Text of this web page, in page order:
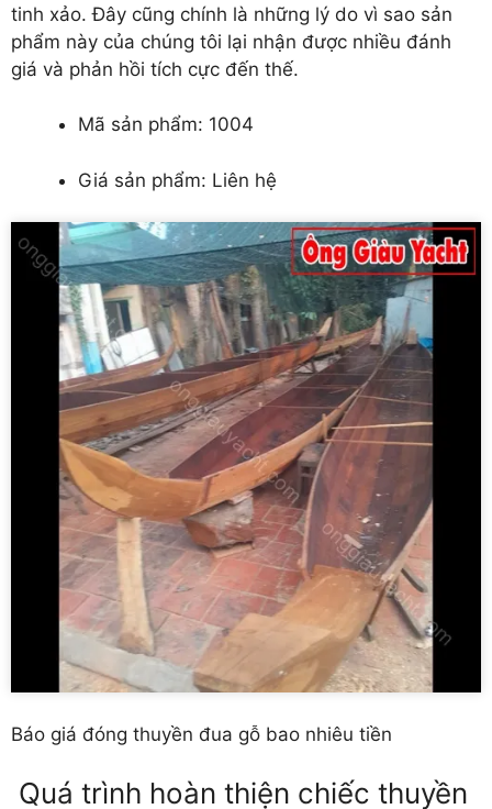
tinh xảo. Đây cũng chính là những lý do vì sao sản
phẩm này của chúng tôi lại nhận được nhiều đánh
giá và phản hồi tích cực đến thế.
Mã sản phẩm: 1004
Giá sản phẩm: Liên hệ
Báo giá đóng thuyền đua gỗ bao nhiêu tiền
Quá trình hoàn thiện chiếc thuyền